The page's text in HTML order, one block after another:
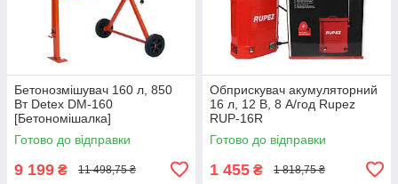
Бетонозмішувач 160 л, 850
Вт Detex DM-160
[Бетономішалка]
Готово до відправки
9 199 ₴ 11 498,75 ₴
Обприскувач акумуляторний
16 л, 12 В, 8 А/год Rupez
RUP-16R
Готово до відправки
1 455 ₴ 1 818,75 ₴